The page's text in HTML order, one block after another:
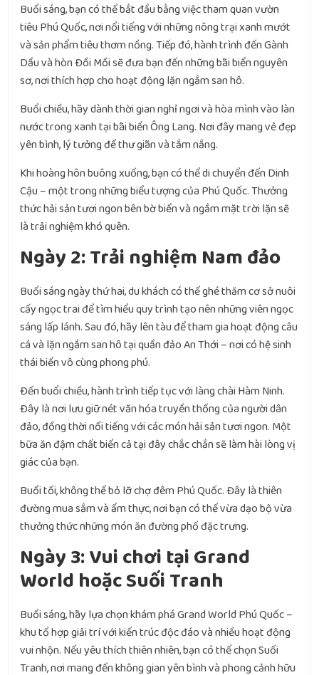
Buổi sáng, bạn có thể bắt đầu bằng việc tham quan vườn
tiêu Phú Quốc, nơi nổi tiếng với những nông trại xanh mướt
và sản phẩm tiêu thơm nồng. Tiếp đó, hành trình đến Gành
Dầu và hòn Đồi Mồi sẽ đưa bạn đến những bãi biển nguyên
sơ, nơi thích hợp cho hoạt động lặn ngắm san hô.
Buổi chiều, hãy dành thời gian nghỉ ngơi và hòa mình vào làn
nước trong xanh tại bãi biển Ông Lang. Nơi đây mang vẻ đẹp
yên bình, lý tưởng để thư giãn và tắm nắng.
Khi hoàng hôn buông xuống, bạn có thể di chuyển đến Dinh
Cậu – một trong những biểu tượng của Phú Quốc. Thưởng
thức hải sản tươi ngon bên bờ biển và ngắm mặt trời lặn sẽ
là trải nghiệm khó quên.
Ngày 2: Trải nghiệm Nam đảo
Buổi sáng ngày thứ hai, du khách có thể ghé thăm cơ sở nuôi
cấy ngọc trai để tìm hiểu quy trình tạo nên những viên ngọc
sáng lấp lánh. Sau đó, hãy lên tàu để tham gia hoạt động câu
cá và lặn ngắm san hô tại quần đảo An Thới – nơi có hệ sinh
thái biển vô cùng phong phú.
Đến buổi chiều, hành trình tiếp tục với làng chài Hàm Ninh.
Đây là nơi lưu giữ nét văn hóa truyền thống của người dân
đảo, đồng thời nổi tiếng với các món hải sản tươi ngon. Một
bữa ăn đậm chất biển cả tại đây chắc chắn sẽ làm hài lòng vị
giác của bạn.
Buổi tối, không thể bỏ lỡ chợ đêm Phú Quốc. Đây là thiên
đường mua sắm và ẩm thực, nơi bạn có thể vừa dạo bộ vừa
thưởng thức những món ăn đường phố đặc trưng.
Ngày 3: Vui chơi tại Grand
World hoặc Suối Tranh
Buổi sáng, hãy lựa chọn khám phá Grand World Phú Quốc –
khu tổ hợp giải trí với kiến trúc độc đáo và nhiều hoạt động
vui nhộn. Nếu yêu thích thiên nhiên, bạn có thể chọn Suối
Tranh, nơi mang đến không gian yên bình và phong cảnh hữu